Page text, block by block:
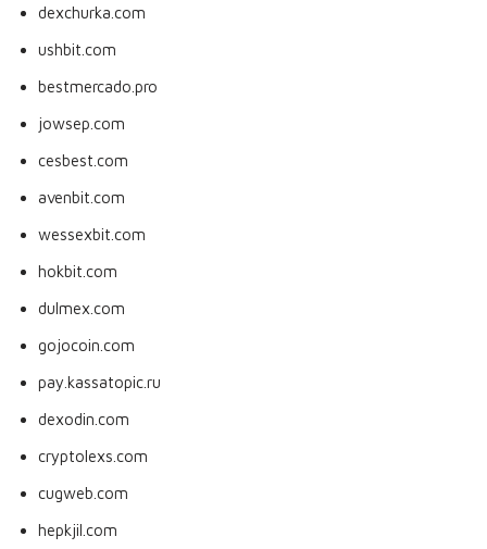
dexchurka.com
ushbit.com
bestmercado.pro
jowsep.com
cesbest.com
avenbit.com
wessexbit.com
hokbit.com
dulmex.com
gojocoin.com
pay.kassatopic.ru
dexodin.com
cryptolexs.com
cugweb.com
hepkjil.com